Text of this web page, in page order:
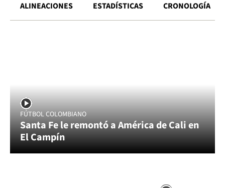
ALINEACIONES ESTADÍSTICAS CRONOLOGÍA
FÚTBOL COLOMBIANO
Santa Fe le remontó a América de Cali en
El Campín